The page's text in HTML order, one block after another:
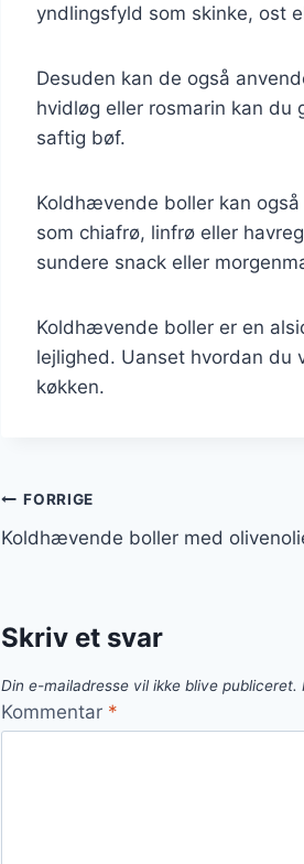
yndlingsfyld som skinke, ost
Desuden kan de også
hvidløg eller rosmarin kan du
saftig bøf.
Koldhævende boller kan
som chiafrø, linfrø eller
sundere snack eller
Koldhævende boller er en
lejlighed. Uanset hvordan
køkken.
Indlægsnavigation
FORRIGE
Koldhævende boller med
Skriv et svar
Din e-mailadresse vil ikke blive publiceret.
Kommentar *